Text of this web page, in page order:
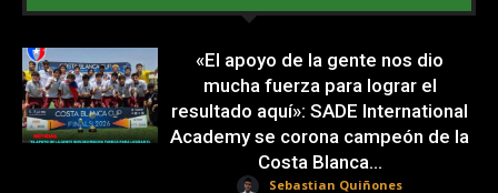
«El apoyo de la gente nos dio
mucha fuerza para lograr el
resultado aquí»: SADE International
Academy se corona campeón de la
Costa Blanca...
Sebastian Quiñones